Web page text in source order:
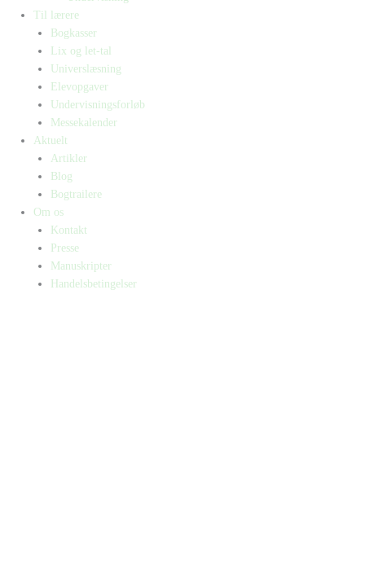
Til lærere
Bogkasser
Lix og let-tal
Universlæsning
Elevopgaver
Undervisningsforløb
Messekalender
Aktuelt
Artikler
Blog
Bogtrailere
Om os
Kontakt
Presse
Manuskripter
Handelsbetingelser